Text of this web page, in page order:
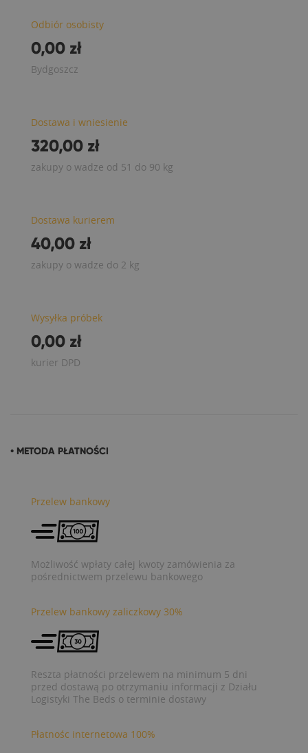
Odbiór osobisty
0,00 zł
Bydgoszcz
Dostawa i wniesienie
320,00 zł
zakupy o wadze od 51 do 90 kg
Dostawa kurierem
40,00 zł
zakupy o wadze do 2 kg
Wysyłka próbek
0,00 zł
kurier DPD
• METODA PŁATNOŚCI
Przelew bankowy
Możliwość wpłaty całej kwoty zamówienia za
pośrednictwem przelewu bankowego
Przelew bankowy zaliczkowy 30%
Reszta płatności przelewem na minimum 5 dni
przed dostawą po otrzymaniu informacji z Działu
Logistyki The Beds o terminie dostawy
Płatnośc internetowa 100%